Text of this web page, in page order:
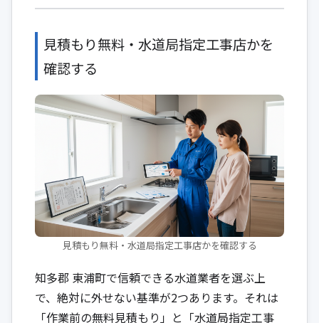
見積もり無料・水道局指定工事店かを
確認する
見積もり無料・水道局指定工事店かを確認する
知多郡 東浦町で信頼できる水道業者を選ぶ上
で、絶対に外せない基準が2つあります。それは
「作業前の無料見積もり」と「水道局指定工事